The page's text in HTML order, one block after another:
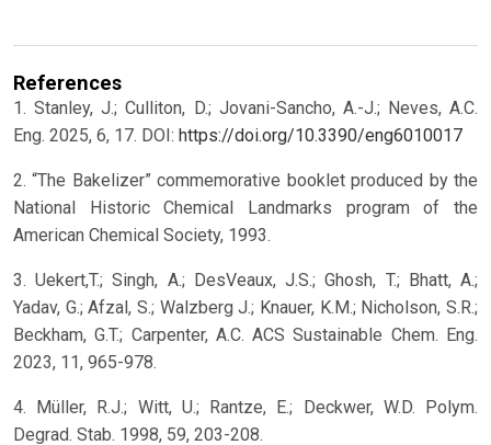
References
1. Stanley, J.; Culliton, D.; Jovani-Sancho, A.-J.; Neves, A.C.
Eng. 2025, 6, 17. DOI: https://doi.org/10.3390/eng6010017
2. “The Bakelizer” commemorative booklet produced by the
National Historic Chemical Landmarks program of the
American Chemical Society, 1993.
3. Uekert,T.; Singh, A.; DesVeaux, J.S.; Ghosh, T.; Bhatt, A.;
Yadav, G.; Afzal, S.; Walzberg J.; Knauer, K.M.; Nicholson, S.R.;
Beckham, G.T.; Carpenter, A.C. ACS Sustainable Chem. Eng.
2023, 11, 965-978.
4. Müller, R.J.; Witt, U.; Rantze, E.; Deckwer, W.D. Polym.
Degrad. Stab. 1998, 59, 203-208.